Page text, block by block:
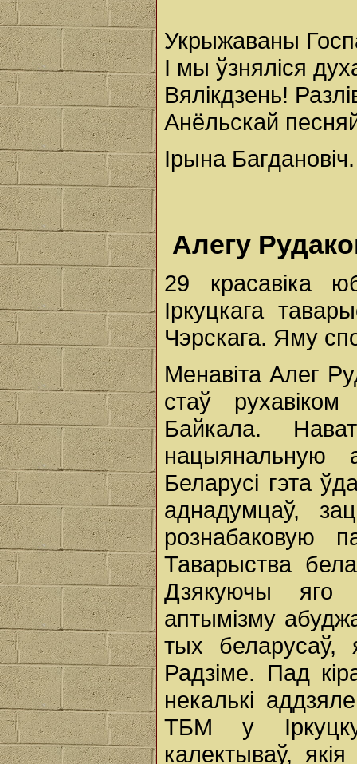
Укрыжаваны
І мы ўзняліся
Вялікдзень!
Анёльскай
Ірына Багдановіч.
Алегу
29 красавіка
Іркуцкага
Чэрскага. Яму
Менавіта Алег
стаў
Байкала.
Беларусі гэта
аднадумцаў,
рознабаковую
Таварыства
Дзякуючы яго
аптымізму
тых беларусаў,
Радзіме. Пад
некалькі
ТБМ у
калектываў,